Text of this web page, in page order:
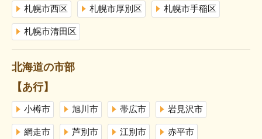
札幌市西区 札幌市厚別区 札幌市手稲区
札幌市清田区
北海道の市部
【あ行】
小樽市 旭川市 帯広市 岩見沢市
網走市 芦別市 江別市 赤平市